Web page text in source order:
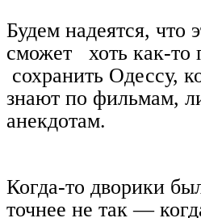
Будем надеятся, что
сможет хоть как-то
сохранить Одессу,
знают по фильмам,
анекдотам.
Когда-то дворики
точнее не так —